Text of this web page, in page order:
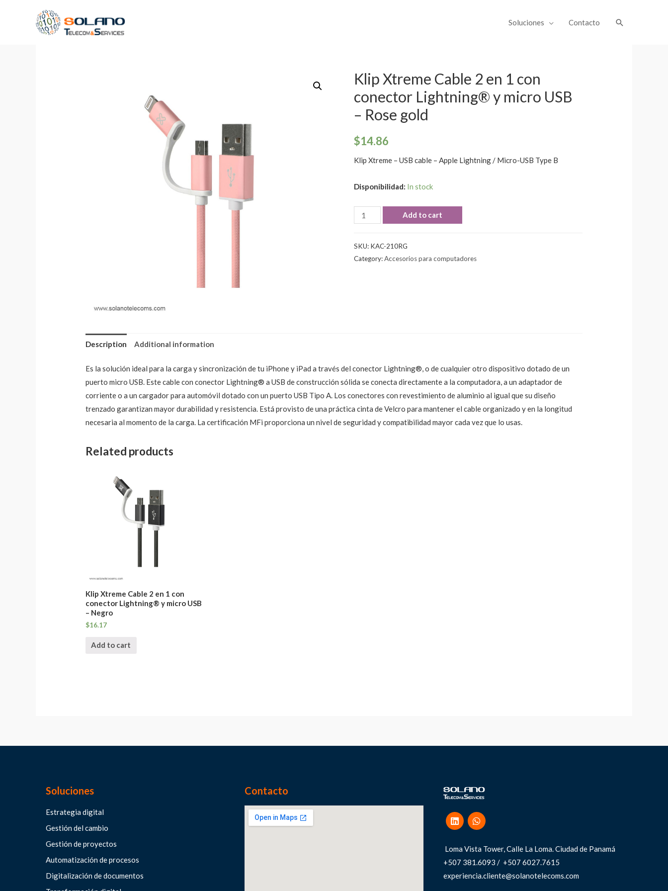
Soluciones Contacto
Klip Xtreme Cable 2 en 1 con
conector Lightning® y micro USB
– Rose gold
$14.86
Klip Xtreme – USB cable – Apple Lightning / Micro-USB Type B
Disponibilidad: In stock
Add to cart
SKU: KAC-210RG
Category:Accesorios para computadores
Description Additional information
Es la solución ideal para la carga y sincronización de tu iPhone y iPad a través del conector Lightning®, o de cualquier otro dispositivo dotado de un
puerto micro USB. Este cable con conector Lightning® a USB de construcción sólida se conecta directamente a la computadora, a un adaptador de
corriente o a un cargador para automóvil dotado con un puerto USB Tipo A. Los conectores con revestimiento de aluminio al igual que su diseño
trenzado garantizan mayor durabilidad y resistencia. Está provisto de una práctica cinta de Velcro para mantener el cable organizado y en la longitud
necesaria al momento de la carga. La certificación MFi proporciona un nivel de seguridad y compatibilidad mayor cada vez que lo usas.
Related products
Klip Xtreme Cable 2 en 1 con
conector Lightning® y micro USB
– Negro
$16.17
Add to cart
Soluciones
Estrategia digital
Gestión del cambio
Gestión de proyectos
Automatización de procesos
Digitalización de documentos
Contacto
Loma Vista Tower, Calle La Loma.Ciudad de Panamá
+507 381.6093 / +507 6027.7615
experiencia.cliente@solanotelecoms.com